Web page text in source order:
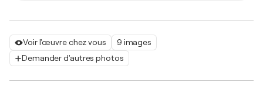
Voir l'œuvre chez vous
9 images
Demander d'autres photos